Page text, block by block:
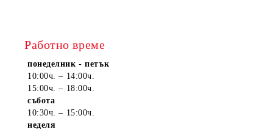
Работно време
понеделник - петък
10:00ч. – 14:00ч.
15:00ч. – 18:00ч.
събота
10:30ч. – 15:00ч.
неделя